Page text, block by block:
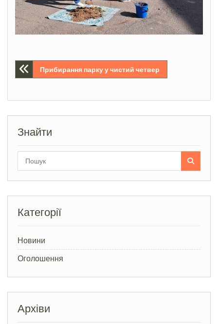
Навігація
Прибирання парку у чистий четвер
Знайти
Категорії
Новини
Оголошення
Архіви